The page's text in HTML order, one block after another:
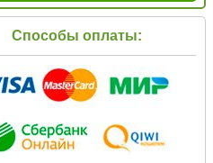
Способы оплаты: